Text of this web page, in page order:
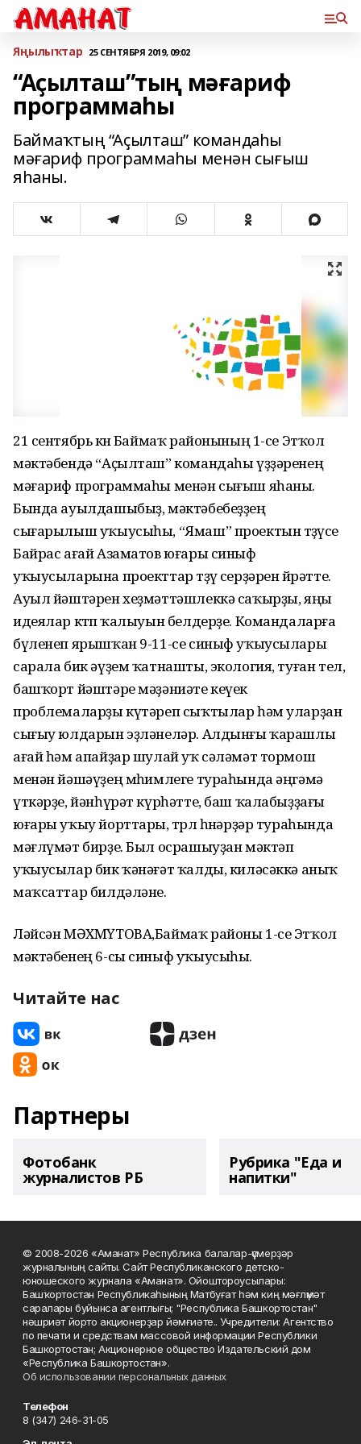
Яңылыҡтар 25 СЕНТЯБРЯ 2019, 09:02
“Аҫылташ”тың мәғариф
программаһы
Баймаҡтың “Аҫылташ” командаһы
мәғариф программаһы менән сығыш
яһаны.
21 сентябрь көнө Баймаҡ районының 1-се Этҡол
мәктәбендә “Аҫылташ” командаһы үҙҙәренең
мәғариф программаһы менән сығыш яһаны.
Бында ауылдашыбыҙ, мәктәбебеҙҙең
сығарылыш уҡыусыһы, “Ямаш” проектын төҙөүсе
Байрас ағай Азаматов юғары синыф
уҡыусыларына проекттар төҙөү серҙәрен өйрәтте.
Ауыл йәштәрен хеҙмәттәшлеккә саҡырҙы, яңы
идеялар көтөп ҡалыуын белдерҙе. Командаларға
бүленеп ярышҡан 9-11-се синыф уҡыусылары
сарала бик әүҙем ҡатнашты, экология, туған тел,
башҡорт йәштәре мәҙәниәте кеүек
проблемаларҙы күтәреп сыҡтылар һәм уларҙан
сығыу юлдарын эҙләнеләр. Алдынғы ҡарашлы
ағай һәм апайҙар шулай уҡ сәләмәт тормош
менән йәшәүҙең мөһимлеге тураһында әңгәмә
үткәрҙе, йәнһүрәт күрһәтте, баш ҡалабыҙҙағы
юғары уҡыу йорттары, төрлө һөнәрҙәр тураһында
мәғлүмәт бирҙе. Был осрашыуҙан мәктәп
уҡыусылар бик ҡәнәғәт ҡалды, киләсәккә аныҡ
маҡсаттар билдәләне.
Ләйсән МӘХМҮТОВА,Баймаҡ районы 1-се Этҡол
мәктәбенең 6-сы синыф уҡыусыһы.
Читайте нас
Партнеры
Фотобанк
журналистов РБ
Рубрика "Еда и
напитки"
© 2008-2026 «Аманат» Республика балалар-үҫмерҙәр
журналының сайты. Сайт Республиканского детско-
юношеского журнала «Аманат». Ойоштороусылары:
Башҡортостан Республикаһының Матбуғат һәм киң мәғлүмәт
саралары буйынса агентлығы; "Республика Башкортостан"
нәшриәт йорто акционерҙар йәмғиәте.. Учредители: Агентство
по печати и средствам массовой информации Республики
Башкортостан; Акционерное общество Издательский дом
«Республика Башкортостан».
Об использовании персональных данных
Телефон
8 (347) 246-31-05